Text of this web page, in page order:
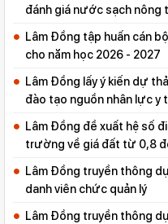
đánh giá nước sạch nông
Lâm Đồng tập huấn cán
cho năm học 2026 - 2027
Lâm Đồng lấy ý kiến dự
đào tạo nguồn nhân lực y
Lâm Đồng đề xuất hệ số
trường về giá đất từ 0,8
Lâm Đồng truyền thông
danh viên chức quản lý
Lâm Đồng truyền thông